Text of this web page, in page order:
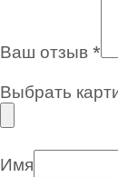
Ваш отзыв *
Выбрать
Имя